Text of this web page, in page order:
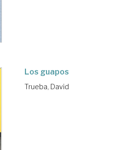
Los guapos
Trueba, David